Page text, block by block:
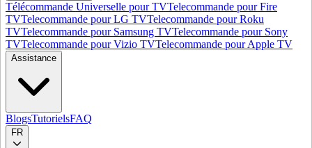
Télécommande Universelle pour TVTelecommande pour Fire
TVTelecommande pour LG TVTelecommande pour Roku
TVTelecommande pour Samsung TVTelecommande pour Sony
TVTelecommande pour Vizio TVTelecommande pour Apple TV
Assistance
BlogsTutorielsFAQ
FR